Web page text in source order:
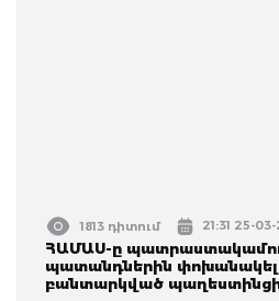
1813 դիտում 21:31 25-
ՀԱՄԱՍ-ը
պատանդներին փոխանակել
բանտարկված